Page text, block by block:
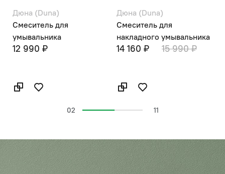
Дюна (Duna)
Смеситель для
умывальника
12 990 ₽
Дюна (Duna)
Смеситель для
накладного умывальника
14 160 ₽ 15 990 ₽
02 11